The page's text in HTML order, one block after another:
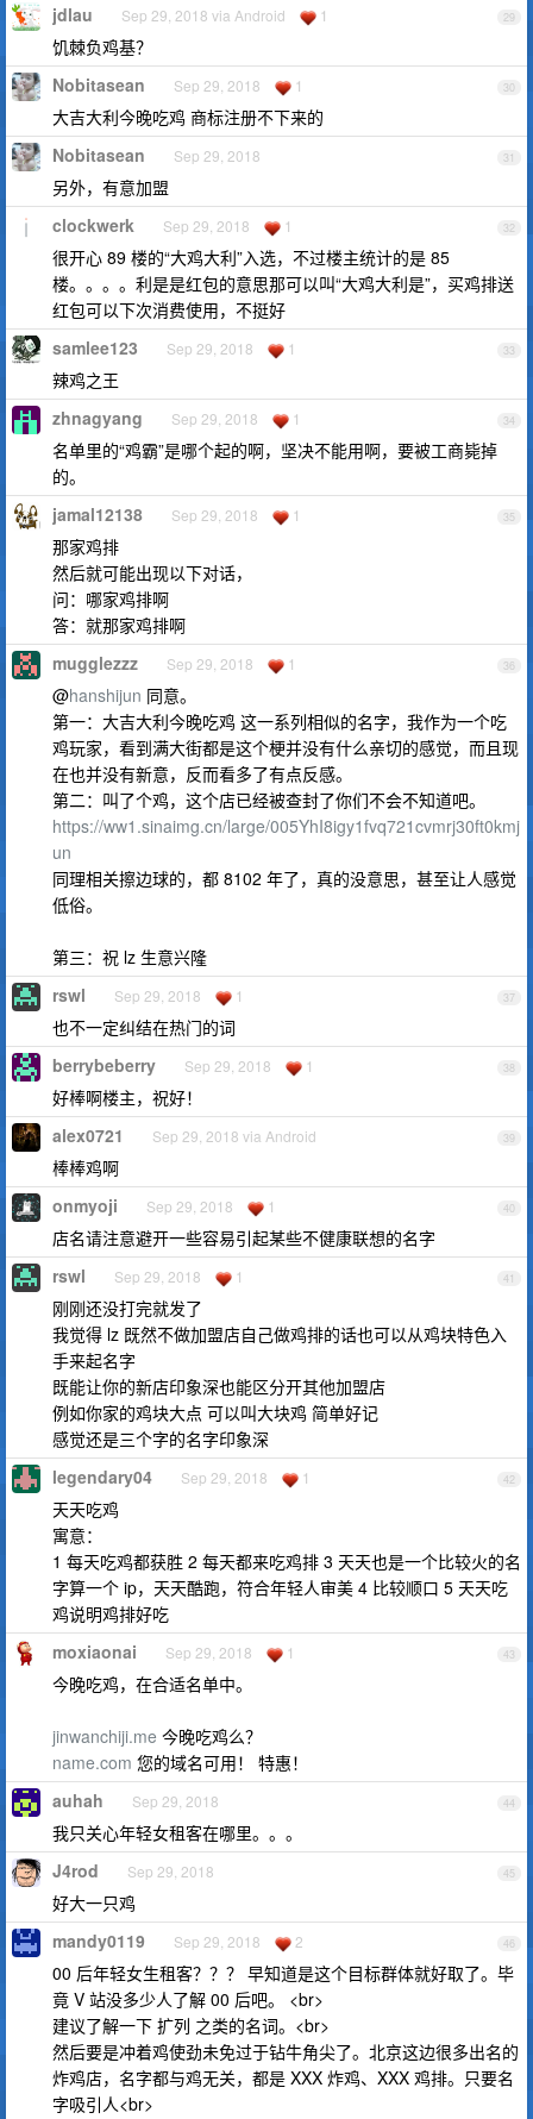
29
jdlau Sep 29, 2018 via Android 1
饥棘负鸡基？
30
Nobitasean Sep 29, 2018 1
大吉大利今晚吃鸡 商标注册不下来的
31
Nobitasean Sep 29, 2018
另外，有意加盟
32
clockwerk Sep 29, 2018 1
很开心 89 楼的“大鸡大利”入选，不过楼主统计的是 85
楼。。。。利是是红包的意思那可以叫“大鸡大利是”，买鸡排送
红包可以下次消费使用，不挺好
33
samlee123 Sep 29, 2018 1
辣鸡之王
34
zhnagyang Sep 29, 2018 1
名单里的“鸡霸”是哪个起的啊，坚决不能用啊，要被工商毙掉
的。
35
jamal12138 Sep 29, 2018 1
那家鸡排
然后就可能出现以下对话，
问：哪家鸡排啊
答：就那家鸡排啊
36
mugglezzz Sep 29, 2018 1
@hanshijun 同意。
第一：大吉大利今晚吃鸡 这一系列相似的名字，我作为一个吃
鸡玩家，看到满大街都是这个梗并没有什么亲切的感觉，而且现
在也并没有新意，反而看多了有点反感。
第二：叫了个鸡，这个店已经被查封了你们不会不知道吧。
https://ww1.sinaimg.cn/large/005YhI8igy1fvq721cvmrj30ft0kmj
un
同理相关擦边球的，都 8102 年了，真的没意思，甚至让人感觉
低俗。
第三：祝 lz 生意兴隆
37
rswl Sep 29, 2018 1
也不一定纠结在热门的词
38
berrybeberry Sep 29, 2018 1
好棒啊楼主，祝好！
39
alex0721 Sep 29, 2018 via Android
棒棒鸡啊
40
onmyoji Sep 29, 2018 1
店名请注意避开一些容易引起某些不健康联想的名字
41
rswl Sep 29, 2018 1
刚刚还没打完就发了
我觉得 lz 既然不做加盟店自己做鸡排的话也可以从鸡块特色入
手来起名字
既能让你的新店印象深也能区分开其他加盟店
例如你家的鸡块大点 可以叫大块鸡 简单好记
感觉还是三个字的名字印象深
42
legendary04 Sep 29, 2018 1
天天吃鸡
寓意：
1 每天吃鸡都获胜 2 每天都来吃鸡排 3 天天也是一个比较火的名
字算一个 ip，天天酷跑，符合年轻人审美 4 比较顺口 5 天天吃
鸡说明鸡排好吃
43
moxiaonai Sep 29, 2018 1
今晚吃鸡，在合适名单中。
jinwanchiji.me 今晚吃鸡么？
name.com 您的域名可用！ 特惠！
44
auhah Sep 29, 2018
我只关心年轻女租客在哪里。。。
45
J4rod Sep 29, 2018
好大一只鸡
46
mandy0119 Sep 29, 2018 2
00 后年轻女生租客？？？ 早知道是这个目标群体就好取了。毕
竟 V 站没多少人了解 00 后吧。 <br>
建议了解一下 扩列 之类的名词。<br>
然后要是冲着鸡使劲未免过于钻牛角尖了。北京这边很多出名的
炸鸡店，名字都与鸡无关，都是 XXX 炸鸡、XXX 鸡排。只要名
字吸引人<br>